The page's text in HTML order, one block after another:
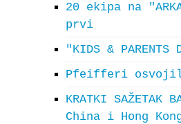
20 ekipa na
prvi
"KIDS & PARENTS
Pfeifferi osvojili
KRATKI SAŽETAK
China i Hong